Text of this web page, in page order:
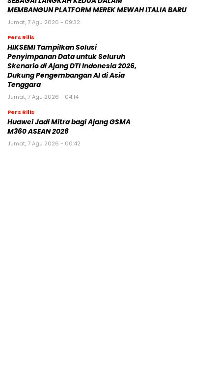
MEMBANGUN PLATFORM MEREK MEWAH ITALIA BARU
Jumat, 7 Agu 2026 - 09:32
Pers Rilis
HIKSEMI Tampilkan Solusi
Penyimpanan Data untuk Seluruh
Skenario di Ajang DTI Indonesia 2026,
Dukung Pengembangan AI di Asia
Tenggara
Jumat, 7 Agu 2026 - 04:14
Pers Rilis
Huawei Jadi Mitra bagi Ajang GSMA
M360 ASEAN 2026
Jumat, 7 Agu 2026 - 00:42